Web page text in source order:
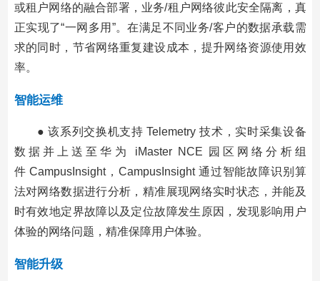
或租户网络的融合部署，业务/租户网络彼此安全隔离，真
正实现了“一网多用”。在满足不同业务/客户的数据承载需
求的同时，节省网络重复建设成本，提升网络资源使用效
率。
智能运维
● 该系列交换机支持 Telemetry 技术，实时采集设备
数据并上送至华为 iMaster NCE 园区网络分析组
件 CampusInsight，CampusInsight 通过智能故障识别算
法对网络数据进行分析，精准展现网络实时状态，并能及
时有效地定界故障以及定位故障发生原因，发现影响用户
体验的网络问题，精准保障用户体验。
智能升级